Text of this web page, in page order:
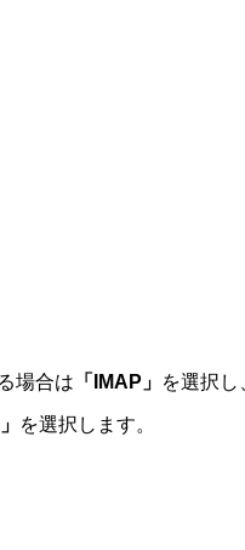
場合は 「IMAP」 を選択し
を選択します。